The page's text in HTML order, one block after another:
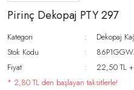
Pirinç Dekopaj PTY 297
Kategori
Dekopaj
Stok Kodu
Fiyat
22,50 TL
* 2,80 TL den başlayan taksitlerle!